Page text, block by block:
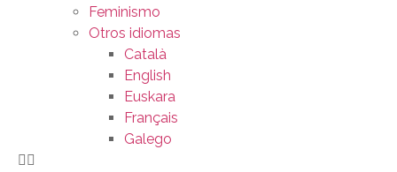
Feminismo
Otros idiomas
Català
English
Euskara
Français
Galego